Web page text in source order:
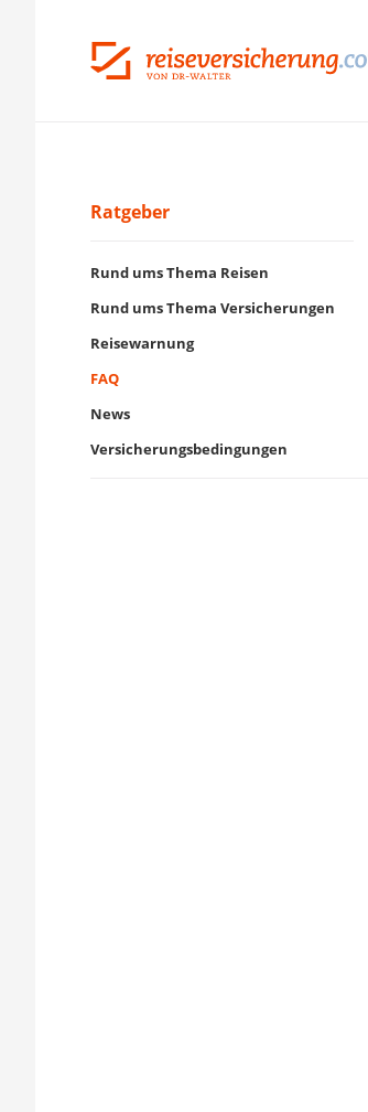
Ratgeber
Rund ums Thema Reisen
Rund ums Thema Versicherungen
Reisewarnung
FAQ
News
Versicherungsbedingungen